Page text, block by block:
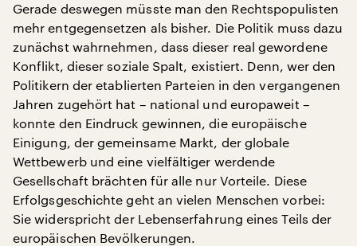
Gerade deswegen müsste man den Rechtspopulisten
mehr entgegensetzen als bisher. Die Politik muss dazu
zunächst wahrnehmen, dass dieser real gewordene
Konflikt, dieser soziale Spalt, existiert. Denn, wer den
Politikern der etablierten Parteien in den vergangenen
Jahren zugehört hat – national und europaweit –
konnte den Eindruck gewinnen, die europäische
Einigung, der gemeinsame Markt, der globale
Wettbewerb und eine vielfältiger werdende
Gesellschaft brächten für alle nur Vorteile. Diese
Erfolgsgeschichte geht an vielen Menschen vorbei:
Sie widerspricht der Lebenserfahrung eines Teils der
europäischen Bevölkerungen.